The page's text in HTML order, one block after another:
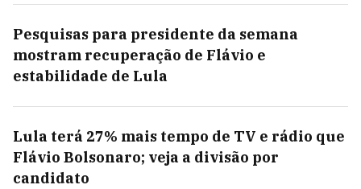
Pesquisas para presidente da semana
mostram recuperação de Flávio e
estabilidade de Lula
Lula terá 27% mais tempo de TV e rádio que
Flávio Bolsonaro; veja a divisão por
candidato